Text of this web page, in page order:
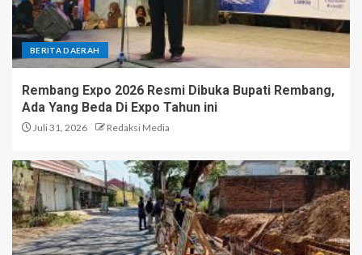
BERITA DAERAH
Rembang Expo 2026 Resmi Dibuka Bupati Rembang,
Ada Yang Beda Di Expo Tahun ini
Juli 31, 2026 Redaksi Media